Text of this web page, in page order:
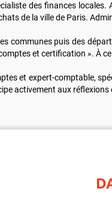
des finances locales.
de la ville de Paris.
communes puis des
et certification ». À
et expert-comptable,
activement aux réflexions